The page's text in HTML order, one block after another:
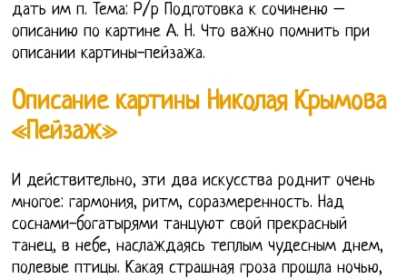
дать им п. Тема: Р/р Подготовка к сочиненю –
описанию по картине А. Н. Что важно помнить при
описании картины-пейзажа.
Описание картины Николая Крымова
«Пейзаж»
И действительно, эти два искусства роднит очень
многое: гармония, ритм, соразмеренность. Над
соснами-богатырями танцуют свой прекрасный
танец, в небе, наслаждаясь теплым чудесным днем,
полевые птицы. Какая страшная гроза прошла ночью,